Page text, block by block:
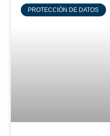
PROTECCIÓN DE DATOS